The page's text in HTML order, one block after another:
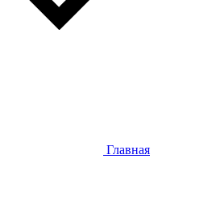
Главная